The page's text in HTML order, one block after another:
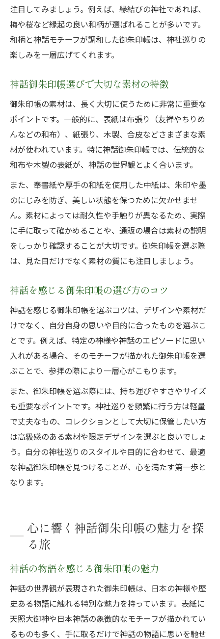
注目してみましょう。例えば、縁結びの神社であれば、
梅や桜など縁起の良い和柄が選ばれることが多いです。
和柄と神話モチーフが調和した御朱印帳は、神社巡りの
楽しみを一層広げてくれます。
神話御朱印帳選びで大切な素材の特徴
御朱印帳の素材は、長く大切に使うために非常に重要な
ポイントです。一般的に、表紙は布張り（友禅やちりめ
んなどの和布）、紙張り、木製、合皮などさまざまな素
材が使われています。特に神話御朱印帳では、伝統的な
和布や木製の表紙が、神話の世界観とよく合います。
また、奉書紙や厚手の和紙を使用した中紙は、朱印や墨
のにじみを防ぎ、美しい状態を保つために欠かせませ
ん。素材によっては耐久性や手触りが異なるため、実際
に手に取って確かめることや、通販の場合は素材の説明
をしっかり確認することが大切です。御朱印帳を選ぶ際
は、見た目だけでなく素材の質にも注目しましょう。
神話を感じる御朱印帳の選び方のコツ
神話を感じる御朱印帳を選ぶコツは、デザインや素材だ
けでなく、自分自身の思いや目的に合ったものを選ぶこ
とです。例えば、特定の神様や神話のエピソードに思い
入れがある場合、そのモチーフが描かれた御朱印帳を選
ぶことで、参拝の際により一層心がこもります。
また、御朱印帳を選ぶ際には、持ち運びやすさやサイズ
も重要なポイントです。神社巡りを頻繁に行う方は軽量
で丈夫なもの、コレクションとして大切に保管したい方
は高級感のある素材や限定デザインを選ぶと良いでしょ
う。自分の神社巡りのスタイルや目的に合わせて、最適
な神話御朱印帳を見つけることが、心を満たす第一歩と
なります。
心に響く神話御朱印帳の魅力を探
る旅
神話の物語を感じる御朱印帳の魅力
神話の世界観が表現された御朱印帳は、日本の神様や歴
史ある物語に触れる特別な魅力を持っています。表紙に
天照大御神や日本神話の象徴的なモチーフが描かれてい
るものも多く、手に取るだけで神話の物語に思いを馳せ